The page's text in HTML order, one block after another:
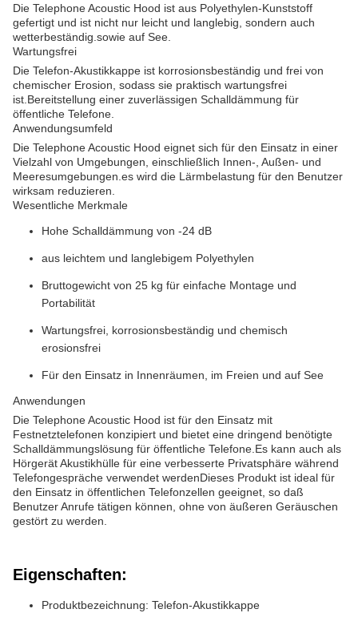
Die Telephone Acoustic Hood ist aus Polyethylen-Kunststoff
gefertigt und ist nicht nur leicht und langlebig, sondern auch
wetterbeständig.sowie auf See.
Wartungsfrei
Die Telefon-Akustikkappe ist korrosionsbeständig und frei von
chemischer Erosion, sodass sie praktisch wartungsfrei
ist.Bereitstellung einer zuverlässigen Schalldämmung für
öffentliche Telefone.
Anwendungsumfeld
Die Telephone Acoustic Hood eignet sich für den Einsatz in einer
Vielzahl von Umgebungen, einschließlich Innen-, Außen- und
Meeresumgebungen.es wird die Lärmbelastung für den Benutzer
wirksam reduzieren.
Wesentliche Merkmale
Hohe Schalldämmung von -24 dB
aus leichtem und langlebigem Polyethylen
Bruttogewicht von 25 kg für einfache Montage und
Portabilität
Wartungsfrei, korrosionsbeständig und chemisch
erosionsfrei
Für den Einsatz in Innenräumen, im Freien und auf See
Anwendungen
Die Telephone Acoustic Hood ist für den Einsatz mit
Festnetztelefonen konzipiert und bietet eine dringend benötigte
Schalldämmungslösung für öffentliche Telefone.Es kann auch als
Hörgerät Akustikhülle für eine verbesserte Privatsphäre während
Telefongespräche verwendet werdenDieses Produkt ist ideal für
den Einsatz in öffentlichen Telefonzellen geeignet, so daß
Benutzer Anrufe tätigen können, ohne von äußeren Geräuschen
gestört zu werden.
Eigenschaften:
Produktbezeichnung: Telefon-Akustikkappe